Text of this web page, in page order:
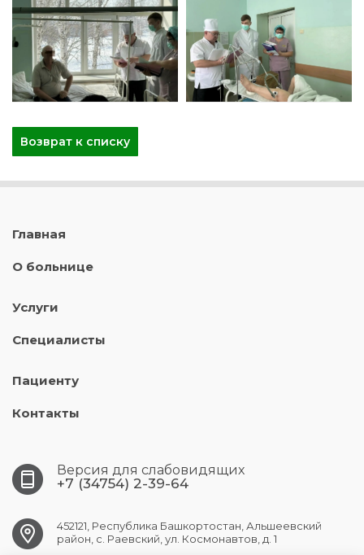
Возврат к списку
Главная
О больнице
Услуги
Специалисты
Пациенту
Контакты
Версия для слабовидящих
+7 (34754) 2-39-64
452121, Республика Башкортостан, Альшеевский
район, с. Раевский, ул. Космонавтов, д. 1